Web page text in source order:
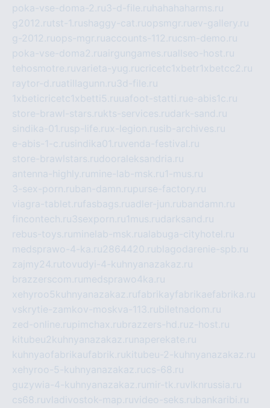
poka-vse-doma-2.ru3-d-file.ru hahahaharms.ru
g2012.rutst-1.rushaggy-cat.ruopsmgr.ruev-gallery.ru
g-2012.ruops-mgr.ruaccounts-112.rucsm-demo.ru
poka-vse-doma2.ruairgungames.ruallseo-host.ru
tehosmotre.ruvarieta-yug.rucricetc1xbetr1xbetcc2.ru
raytor-d.ruatillagunn.ru3d-file.ru
1xbeticricetc1xbetti5.ruuafoot-statti.rue-abis1c.ru
store-brawl-stars.rukts-services.rudark-sand.ru
sindika-01.rusp-life.rux-legion.rusib-archives.ru
e-abis-1-c.rusindika01.ruvenda-festival.ru
store-brawlstars.rudooraleksandria.ru
antenna-highly.ru mine-lab-msk.ru1-mus.ru
3-sex-porn.ruban-damn.rupurse-factory.ru
viagra-tablet.rufasbags.ruadler-jun.rubandamn.ru
fincontech.ru3sexporn.ru1mus.rudarksand.ru
rebus-toys.ru minelab-msk.rualabuga-cityhotel.ru
medsprawo-4-ka.ru2864420.rublagodarenie-spb.ru
zajmy24.rutovudyi-4-kuhnyanazakaz.ru
brazzerscom.ru medsprawo4ka.ru
xehyroo5kuhnyanazakaz.rufabrikayfabrikaefabrika.ru
vskrytie-zamkov-moskva-113.rubiletnadom.ru
zed-online.rupimchax.rubrazzers-hd.ruz-host.ru
kitubeu2kuhnyanazakaz.ru naperekate.ru
kuhnyaofabrikaufabrik.rukitubeu-2-kuhnyanazakaz.ru
xehyroo-5-kuhnyanazakaz.rucs-68.ru
guzywia-4-kuhnyanazakaz.ru mir-tk.ruvlknrussia.ru
cs68.ruvladivostok-map.ruvideo-seks.rubankaribi.ru